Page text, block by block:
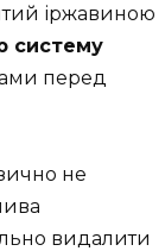
іржавиною
систему
перед
не
видалити